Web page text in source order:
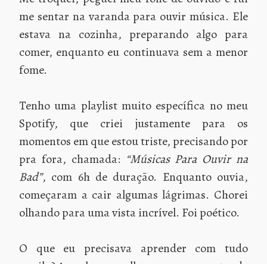
me sentar na varanda para ouvir música. Ele
estava na cozinha, preparando algo para
comer, enquanto eu continuava sem a menor
fome.
Tenho uma playlist muito específica no meu
Spotify, que criei justamente para os
momentos em que estou triste, precisando por
pra fora, chamada: “Músicas Para Ouvir na
Bad”, com 6h de duração. Enquanto ouvia,
começaram a cair algumas lágrimas. Chorei
olhando para uma vista incrível. Foi poético.
O que eu precisava aprender com tudo